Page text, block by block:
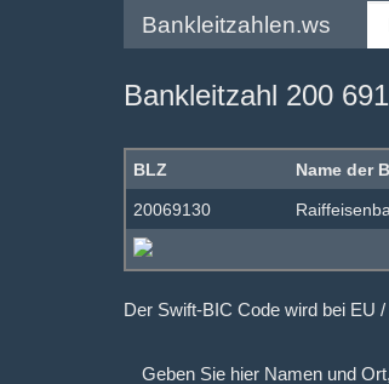
Bankleitzahlen.ws
Bankleitzahl 200
BLZ Name der
20069130
Der Swift-BIC Code wird bei EU
Geben Sie hier Namen und